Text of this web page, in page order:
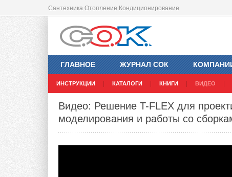
Сантехника Отопление Кондиционирование
ГЛАВНОЕ ЖУРНАЛ СОК
ИНСТРУКЦИИ КАТАЛОГИ КНИГИ ВИДЕО
Видео: Решение T-FLEX для
моделирования и работы со